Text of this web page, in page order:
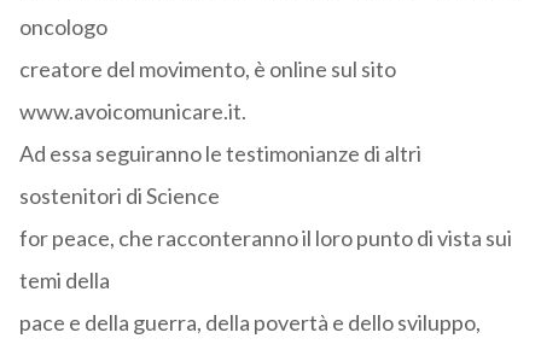
oncologo
creatore del movimento, è online sul sito
www.avoicomunicare.it.
Ad essa seguiranno le testimonianze di altri
sostenitori di Science
for peace, che racconteranno il loro punto di vista sui
temi della
pace e della guerra, della povertà e dello sviluppo,